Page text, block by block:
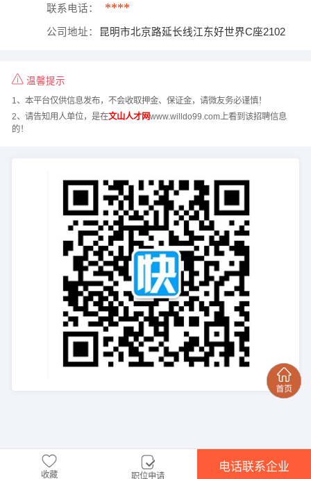
联系电话： ****
公司地址： 昆明市北京路延长线江东好世界C座2102
温馨提示
1、本平台仅供信息发布，不会收取押金、保证金，请微友务必谨慎！
2、请告知用人单位，是在文山人才网www.willdo99.com上看到该招聘信息
的！
收藏 职位申请
电话联系企业